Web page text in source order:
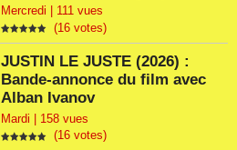
Mercredi | 111 vues
(16 votes)
JUSTIN LE JUSTE (2026) :
Bande-annonce du film avec
Alban Ivanov
Mardi | 158 vues
(16 votes)